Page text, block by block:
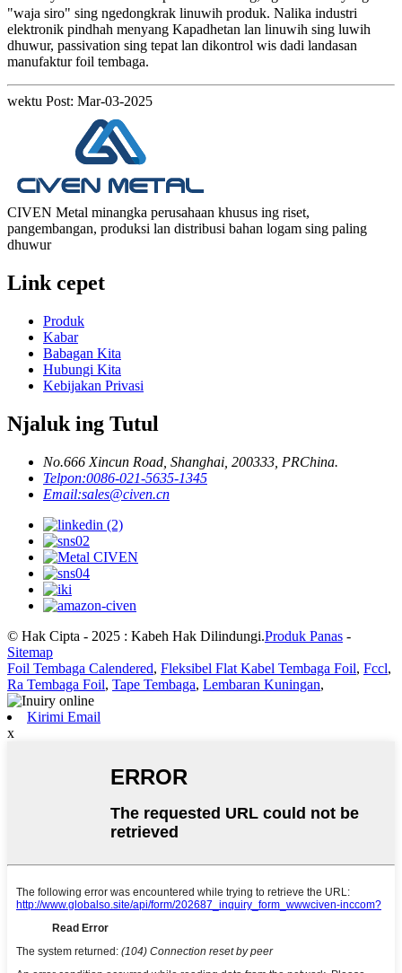
"waja siro" sing ngedongkrak linuwih produk. Nalika industri
elektronik pindhah menyang Kapadhetan lan linuwih sing luwih
dhuwur, passivation sing tepat lan dikontrol wis dadi landasan
manufaktur foil tembaga.
wektu Post: Mar-03-2025
CIVEN Metal minangka perusahaan khusus ing riset,
pangembangan, produksi lan distribusi bahan logam sing paling
dhuwur
Link cepet
Produk
Kabar
Babagan Kita
Hubungi Kita
Kebijakan Privasi
Njaluk ing Tutul
No.666 Xincun Road, Shanghai, 200333, PRChina.
Telpon:0086-021-5635-1345
Email:sales@civen.cn
© Hak Cipta - 2025 : Kabeh Hak Dilindungi.Produk Panas -
Sitemap
Foil Tembaga Calendered, Fleksibel Flat Kabel Tembaga Foil, Fccl,
Ra Tembaga Foil, Tape Tembaga, Lembaran Kuningan,
Kirimi Email
x